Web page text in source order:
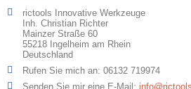
rictools Innovative Werkzeuge
Inh. Christian Richter
Mainzer Straße 60
55218 Ingelheim am Rhein
Deutschland
Rufen Sie mich an: 06132 719974
Senden Sie mir eine E-Mail: